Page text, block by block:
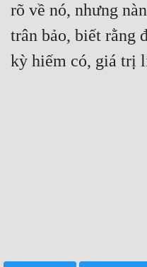
rõ về nó, nhưng
trân bảo, biết rằng